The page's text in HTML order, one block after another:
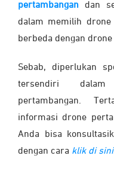
pertambangan dan
dalam memilih
berbeda dengan
Sebab, diperlukan
tersendiri dalam
pertambangan.
informasi drone
Anda bisa
dengan cara klik di sini